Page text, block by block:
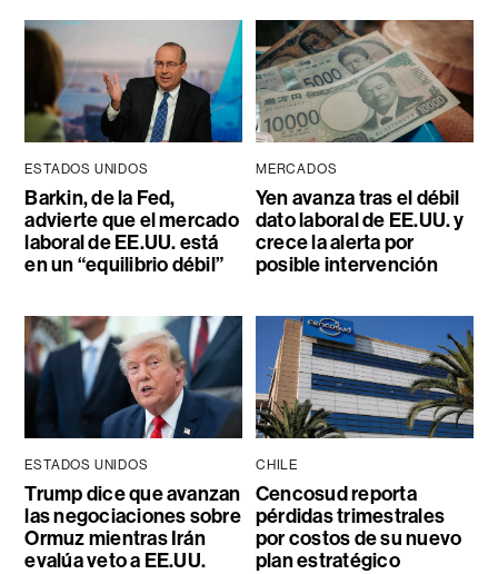
ESTADOS UNIDOS
Barkin, de la Fed,
advierte que el mercado
laboral de EE.UU. está
en un “equilibrio débil”
MERCADOS
Yen avanza tras el débil
dato laboral de EE.UU. y
crece la alerta por
posible intervención
ESTADOS UNIDOS
Trump dice que avanzan
las negociaciones sobre
Ormuz mientras Irán
evalúa veto a EE.UU.
CHILE
Cencosud reporta
pérdidas trimestrales
por costos de su nuevo
plan estratégico